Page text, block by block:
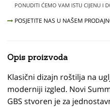
PONUDITI ĆEMO VAM ISTU CIJENU I
POSJETITE NAS U NAŠEM
Opis proizvoda
Klasični dizajn roštilja na
moderniji izgled. Novi
GBS stvoren je za